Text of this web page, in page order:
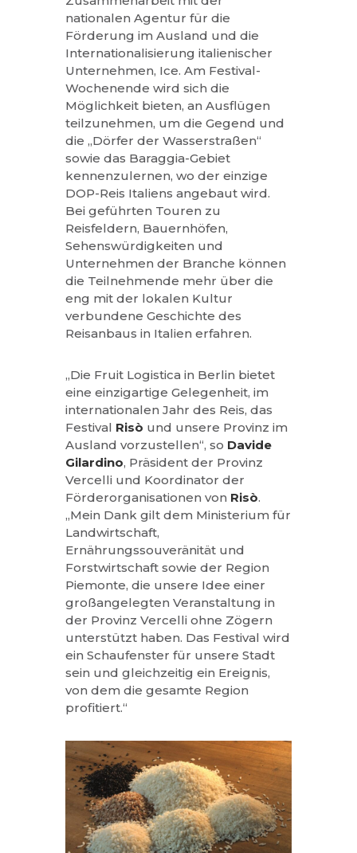
nationalen Agentur für die
Förderung im Ausland und die
Internationalisierung italienischer
Unternehmen, Ice. Am Festival-
Wochenende wird sich die
Möglichkeit bieten, an Ausflügen
teilzunehmen, um die Gegend und
die „Dörfer der Wasserstraßen“
sowie das Baraggia-Gebiet
kennenzulernen, wo der einzige
DOP-Reis Italiens angebaut wird.
Bei geführten Touren zu
Reisfeldern, Bauernhöfen,
Sehenswürdigkeiten und
Unternehmen der Branche können
die Teilnehmende mehr über die
eng mit der lokalen Kultur
verbundene Geschichte des
Reisanbaus in Italien erfahren.
„Die Fruit Logistica in Berlin bietet
eine einzigartige Gelegenheit, im
internationalen Jahr des Reis, das
Festival Risò und unsere Provinz im
Ausland vorzustellen“, so Davide
Gilardino, Präsident der Provinz
Vercelli und Koordinator der
Förderorganisationen von Risò.
„Mein Dank gilt dem Ministerium für
Landwirtschaft,
Ernährungssouveränität und
Forstwirtschaft sowie der Region
Piemonte, die unsere Idee einer
großangelegten Veranstaltung in
der Provinz Vercelli ohne Zögern
unterstützt haben. Das Festival wird
ein Schaufenster für unsere Stadt
sein und gleichzeitig ein Ereignis,
von dem die gesamte Region
profitiert.“